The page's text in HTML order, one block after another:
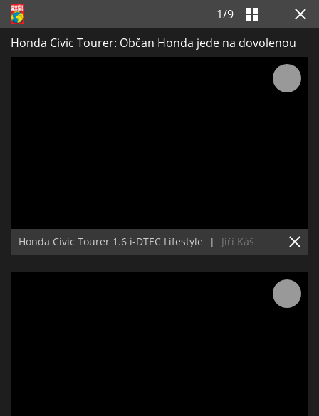
1/9
Honda Civic Tourer: Občan Honda jede na dovolenou
Honda Civic Tourer 1.6 i-DTEC Lifestyle | Jiří Káš